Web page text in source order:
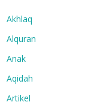
Akhlaq
Alquran
Anak
Aqidah
Artikel